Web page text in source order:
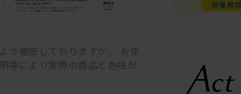
う徹底しておりますが、 お使
等により実際の商品と色味が